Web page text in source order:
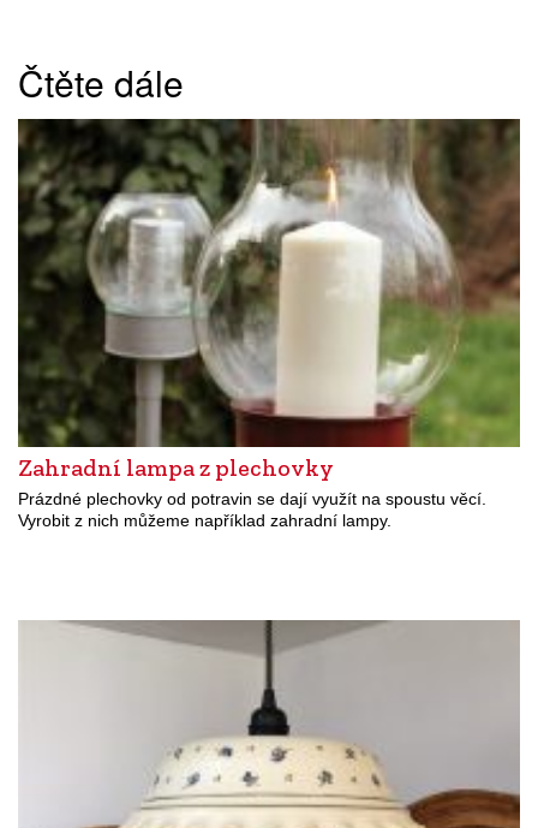
Čtěte dále
Zahradní lampa z plechovky
Prázdné plechovky od potravin se dají využít na spoustu věcí.
Vyrobit z nich můžeme například zahradní lampy.